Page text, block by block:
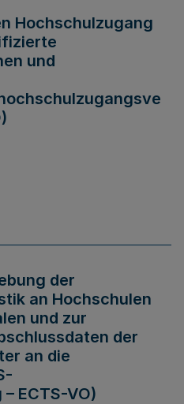
Hochschulzugang
und
der
an Hochschulen
und zur
der
an die
ECTS-VO)